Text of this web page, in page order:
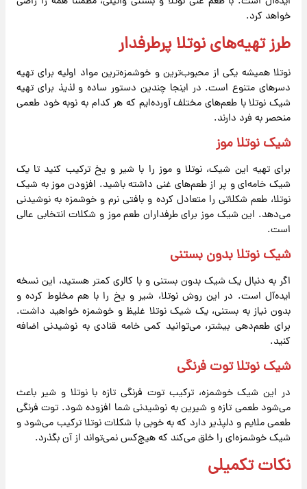
خواهد کرد.
طرز تهیه‌های نوتلا پرطرفدار
نوتلا همیشه یکی از محبوب‌ترین و خوشمزه‌ترین مواد اولیه برای تهیه
دسرهای متنوع است. در اینجا چندین دستور ساده و لذیذ برای تهیه
شیک نوتلا با طعم‌های مختلف آورده‌ایم که هر کدام به نوبه خود طعمی
منحصر به فرد دارند.
شیک نوتلا موز
برای تهیه این شیک، نوتلا و موز را با شیر و یخ ترکیب کنید تا یک
شیک خامه‌ای و پر از طعم‌های غنی داشته باشید. افزودن موز به شیک
نوتلا، طعم شکلاتی را متعادل کرده و بافتی نرم و خوشمزه به نوشیدنی
می‌دهد. این شیک موز برای طرفداران طعم موز و شکلات انتخابی عالی
است.
شیک نوتلا بدون بستنی
اگر به دنبال یک شیک بدون بستنی و با کالری کمتر هستید، این نسخه
ایده‌آل است. در این روش نوتلا، شیر و یخ را با هم مخلوط کرده و
بدون نیاز به بستنی، یک شیک نوتلا غلیظ و خوشمزه خواهید داشت.
برای طعم‌دهی بیشتر، می‌توانید کمی خامه قنادی به نوشیدنی اضافه
کنید.
شیک نوتلا توت فرنگی
در این شیک خوشمزه، ترکیب توت فرنگی تازه با نوتلا و شیر باعث
می‌شود طعمی تازه و شیرین به نوشیدنی شما افزوده شود. توت فرنگی
طعمی ملایم و دلپذیر دارد که به خوبی با شکلات نوتلا ترکیب می‌شود و
شیک خوشمزه‌ای را خلق می‌کند که هیچ‌کس نمی‌تواند از آن بگذرد.
نکات تکمیلی